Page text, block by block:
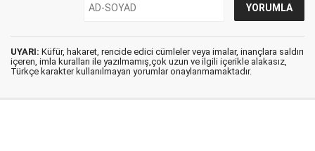
UYARI: Küfür, hakaret, rencide edici cümleler veya imalar, inançlara saldırı
içeren, imla kuralları ile yazılmamış,çok uzun ve ilgili içerikle alakasız,
Türkçe karakter kullanılmayan yorumlar onaylanmamaktadır.